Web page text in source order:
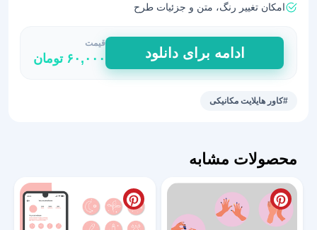
امکان تغییر رنگ، متن و جزئیات طرح
کاور
هایلایت
مکانیکی
برای
عدد
ادامه برای دانلود
قیمت
۶۰,۰۰۰ تومان
#کاور هایلایت مکانیکی
محصولات مشابه